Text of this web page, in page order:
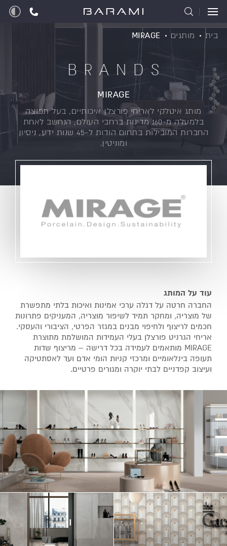
BRANDS
MIRAGE
מותג איטלקי לאריחי פורצלן איכותיים, בעל תפוצה
בלמעלה מ-160 מדינות ברחבי העולם, הנחשב לאחת
החברות המובילות בתחום הודות ל-45 שנות ידע, ניסיון
ומוניטין.
בית מותגים MIRAGE
עוד על המותג
החברה חרטה על דגלה ערכי אמינות ואיכות בלתי מתפשרת
של מוצריה, ומחקר תמיד לשיפור מוצריה, המעניקים פתרונות
חכמים לריצוף ולחיפוי מבנים במגזר הפרטי, הציבורי והעסקי.
אריחי הגרניט פורצלן בעלי העמידות המושלמת מתוצרת
MIRAGE מותאמים לעמידה בכל דרישה – מריצוף שדות
תעופה בינלאומיים ומרכזי קניות הומי אדם ועד לאסתטיקה
ועיצוב קפדניים לבתי יוקרה ומגורים פרטיים.